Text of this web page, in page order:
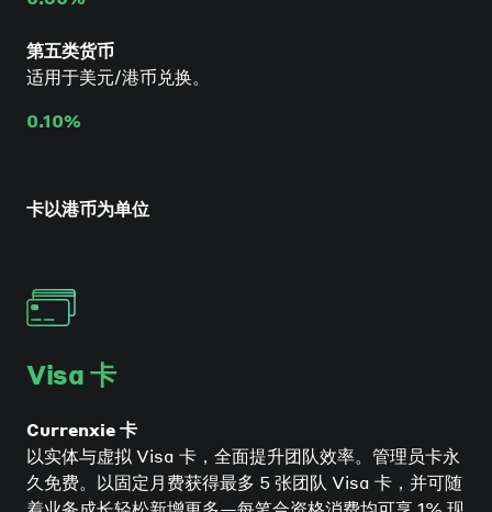
第五类货币
适用于美元/港币兑换。
0.10%
卡以港币为单位
Visa 卡
Currenxie 卡
以实体与虚拟 Visa 卡，全面提升团队效率。管理员卡永
久免费。以固定月费获得最多 5 张团队 Visa 卡，并可随